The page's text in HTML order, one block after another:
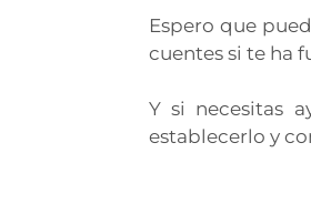
Espero que
cuentes si te ha
Y si necesitas
establecerlo y